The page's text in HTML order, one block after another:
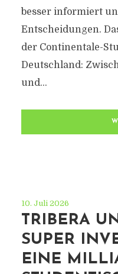
besser informiert
Entscheidungen.
der Continentale-
Deutschland:
und...
10. Juli 2026
TRIBERA
SUPER
EINE